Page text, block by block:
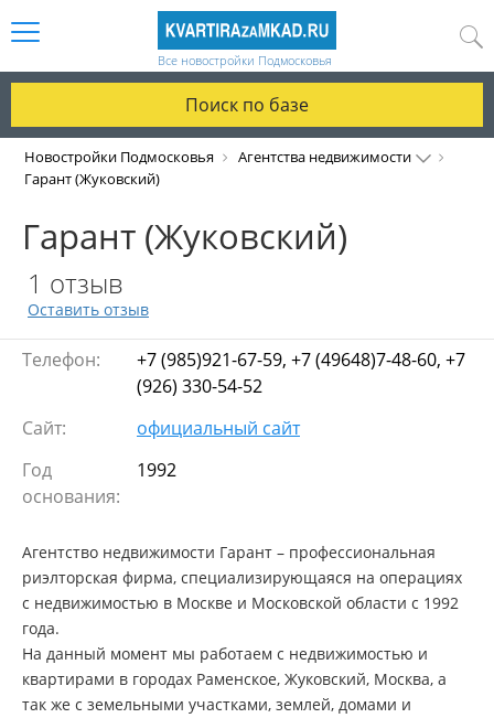
Все новостройки Подмосковья
Поиск по базе
Новостройки Подмосковья
Агентства недвижимости
Гарант (Жуковский)
Гарант (Жуковский)
1 отзыв
Оставить отзыв
Телефон:
+7 (985)921-67-59, +7 (49648)7-48-60, +7
(926) 330-54-52
Сайт:
официальный сайт
Год
основания:
1992
Агентство недвижимости Гарант – профессиональная
риэлторская фирма, специализирующаяся на операциях
с недвижимостью в Москве и Московской области с 1992
года.
На данный момент мы работаем с недвижимостью и
квартирами в городах Раменское, Жуковский, Москва, а
так же с земельными участками, землей, домами и